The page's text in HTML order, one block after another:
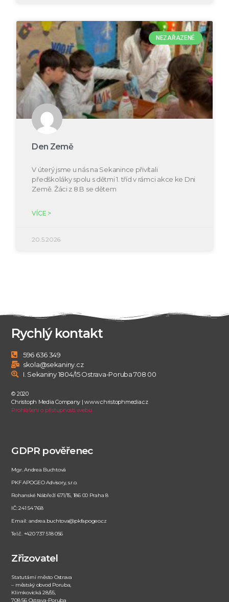
NEZAŘAZENÉ
Den Země
V úterý jsme u nás na Sekanince přivítali
předškoláky spolu s dětmi 1. tříd v rámci akce ke Dni
Země. Žáci z 8.B se dětem
VÍCE >
20.5.2026
Rychlý kontakt
596 636 349
skola@sekaniny.cz
I. Sekaniny 1804/15 Ostrava-Poruba 708 00
© 2020
Christoph Media Company | www.christophmedia.cz
Prohlášení o přístupnosti webu
GDPR pověřenec
Mgr. Andrea Buchtová
PKF APOGEO Advisory, s.r.o.
Rohanské Nábřeží 671/15, 186 00 Praha 8
IČ: 241 54 768
Email: andrea.buchtova@pkfapogeo.cz
Tel.č. +420 737 518 056
Zřizovatel
Statutární město Ostrava
– městský obvod Poruba,
Klimkovická 28/55,
708 56 Ostrava-Poruba